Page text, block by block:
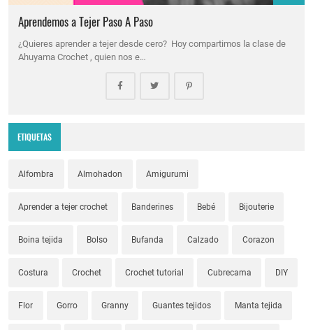
Aprendemos a Tejer Paso A Paso
¿Quieres aprender a tejer desde cero? Hoy compartimos la clase de
Ahuyama Crochet , quien nos e…
ETIQUETAS
Alfombra Almohadon Amigurumi
Aprender a tejer crochet Banderines Bebé Bijouterie
Boina tejida Bolso Bufanda Calzado Corazon
Costura Crochet Crochet tutorial Cubrecama DIY
Flor Gorro Granny Guantes tejidos Manta tejida